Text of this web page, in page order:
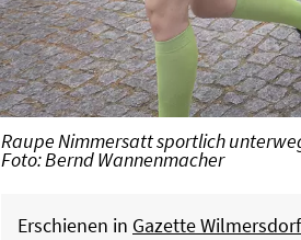
Raupe Nimmersatt sportlich
Foto: Bernd Wannenmacher
Erschienen in Gazette